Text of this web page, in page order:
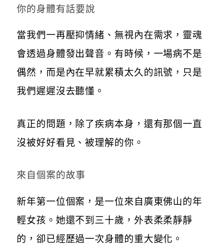
你的身體有話要說
當我們一再壓抑情緒、無視內在需求，靈魂
會透過身體發出聲音。有時候，一場病不是
偶然，而是內在早就累積太久的訊號，只是
我們遲遲沒去聽懂。
真正的問題，除了疾病本身，還有那個一直
沒被好好看見、被理解的你。
來自個案的故事
新年第一位個案，是一位來自廣東佛山的年
輕女孩。她還不到三十歲，外表柔柔靜靜
的，卻已經歷過一次身體的重大變化。